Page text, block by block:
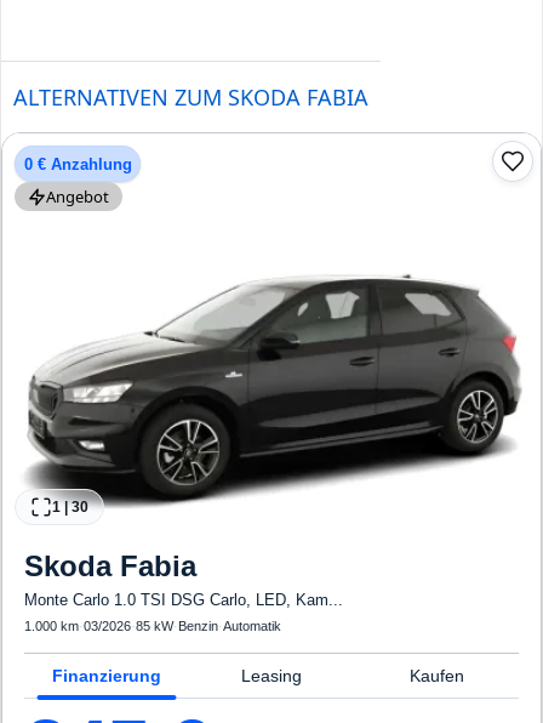
ALTERNATIVEN ZUM SKODA FABIA
0 € Anzahlung
Angebot
1|30
Skoda Fabia
Monte Carlo 1.0 TSI DSG Carlo, LED, Kam...
1.000 km·03/2026·85 kW· Benzin·Automatik
Finanzierung Leasing Kaufen